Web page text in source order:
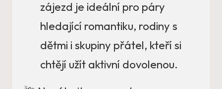
zájezd je ideální pro páry
hledající romantiku, rodiny s
dětmi i skupiny přátel, kteří si
chtějí užít aktivní dovolenou.